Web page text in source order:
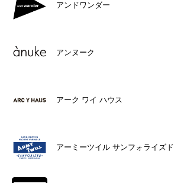
アンドワンダー
アンヌーク
アーク ワイ ハウス
アーミーツイル サンフォライズド